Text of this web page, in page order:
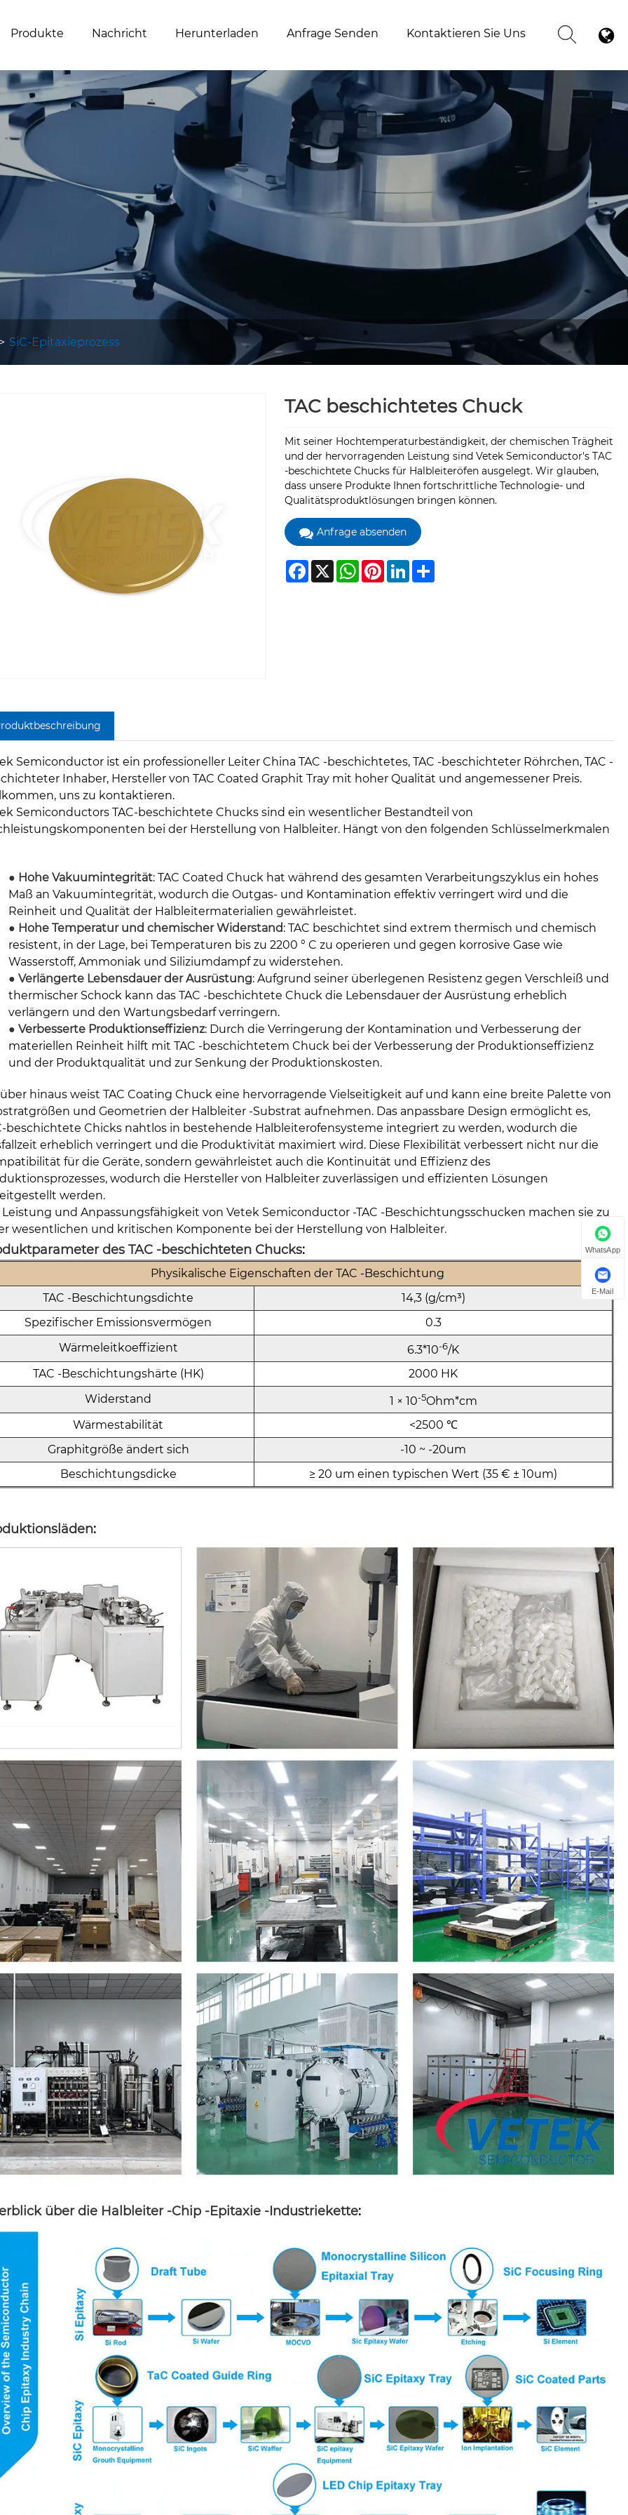
Produkte Nachricht Herunterladen Anfrage Senden Kontaktieren Sie Uns
SiC-Epitaxieprozess
TAC beschichtetes Chuck
Mit seiner Hochtemperaturbeständigkeit, der chemischen Trägheit
und der hervorragenden Leistung sind Vetek Semiconductor's TAC
-beschichtete Chucks für Halbleiteröfen ausgelegt. Wir glauben,
dass unsere Produkte Ihnen fortschrittliche Technologie- und
Qualitätsproduktlösungen bringen können.
Anfrage absenden
Facebook
X WhatsApp
PinterestLinkedInShare
Semiconductor ist ein professioneller Leiter China TAC -beschichtetes, TAC -beschichteter Röhrchen, TAC -
Inhaber, Hersteller von TAC Coated Graphit Tray mit hoher Qualität und angemessener Preis.
uns zu kontaktieren.
Semiconductors TAC-beschichtete Chucks sind ein wesentlicher Bestandteil von
bei der Herstellung von Halbleiter. Hängt von den folgenden Schlüsselmerkmalen
● Hohe Vakuumintegrität: TAC Coated Chuck hat während des gesamten Verarbeitungszyklus ein hohes
Maß an Vakuumintegrität, wodurch die Outgas- und Kontamination effektiv verringert wird und die
Reinheit und Qualität der Halbleitermaterialien gewährleistet.
● Hohe Temperatur und chemischer Widerstand: TAC beschichtet sind extrem thermisch und chemisch
resistent, in der Lage, bei Temperaturen bis zu 2200 ° C zu operieren und gegen korrosive Gase wie
Wasserstoff, Ammoniak und Siliziumdampf zu widerstehen.
● Verlängerte Lebensdauer der Ausrüstung: Aufgrund seiner überlegenen Resistenz gegen Verschleiß und
thermischer Schock kann das TAC -beschichtete Chuck die Lebensdauer der Ausrüstung erheblich
verlängern und den Wartungsbedarf verringern.
● Verbesserte Produktionseffizienz: Durch die Verringerung der Kontamination und Verbesserung der
materiellen Reinheit hilft mit TAC -beschichtetem Chuck bei der Verbesserung der Produktionseffizienz
und der Produktqualität und zur Senkung der Produktionskosten.
hinaus weist TAC Coating Chuck eine hervorragende Vielseitigkeit auf und kann eine breite Palette von
und Geometrien der Halbleiter -Substrat aufnehmen. Das anpassbare Design ermöglicht es,
beschichtete Chicks nahtlos in bestehende Halbleiterofensysteme integriert zu werden, wodurch die
erheblich verringert und die Produktivität maximiert wird. Diese Flexibilität verbessert nicht nur die
für die Geräte, sondern gewährleistet auch die Kontinuität und Effizienz des
wodurch die Hersteller von Halbleiter zuverlässigen und effizienten Lösungen
werden.
Leistung und Anpassungsfähigkeit von Vetek Semiconductor -TAC -Beschichtungsschucken machen sie zu
wesentlichen und kritischen Komponente bei der Herstellung von Halbleiter.
des TAC -beschichteten Chucks:
Physikalische Eigenschaften der TAC -Beschichtung
TAC -Beschichtungsdichte
14,3 (g/cm³)
Spezifischer Emissionsvermögen
0.3
Wärmeleitkoeffizient
6.3*10-6/K
TAC -Beschichtungshärte (HK)
2000 HK
Widerstand
1 × 10-5Ohm*cm
Wärmestabilität
<2500 ℃
Graphitgröße ändert sich
-10 ~ -20um
Beschichtungsdicke
≥ 20 um einen typischen Wert (35 € ± 10um)
:
über die Halbleiter -Chip -Epitaxie -Industriekette:
WhatsApp
E-Mail